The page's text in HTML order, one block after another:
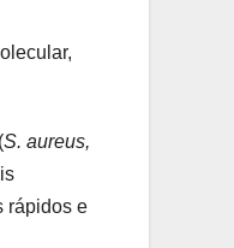
S. aureus,
rápidos e